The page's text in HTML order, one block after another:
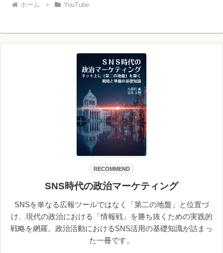
ホーム YouTube
RECOMMEND
SNS時代の政治マーケティング
SNSを単なる広報ツールではなく「第二の地盤」と位置づ
け、現代の政治における「情報戦」を勝ち抜くための実践的
戦略を網羅。政治活動におけるSNS活用の基礎知識が詰まっ
た一冊です。